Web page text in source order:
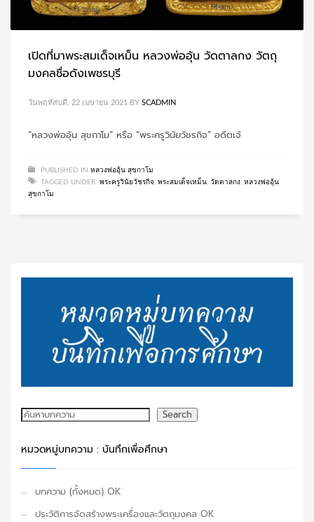
เปิดที่มาพระสมเด็จเหม็น หลวงพ่ออุ้น วัดตาลกง วัตถุ
มงคลชื่อดังเพชรบุรี
วันพฤหัสบดี, 22 เมษายน 2021 BY SCADMIN
“หลวงพ่ออุ้น สุขกาโม” หรือ “พระครูวินัยวัชรกิจ” อดีตเจ้
PUBLISHED IN หลวงพ่ออุ้น สุขกาโม
TAGGED UNDER: พระครูวินัยวัชรกิจ พระสมเด็จเหม็น วัดตาลกง หลวงพ่ออุ้น
สุขกาโม
ค้นหา Search
หมวดหมู่บทความ : บันทึกเพื่อศึกษา
บทความ (ทั้งหมด) OK
ประวัติการจัดสร้างพระเครื่องและวัตถุมงคล OK